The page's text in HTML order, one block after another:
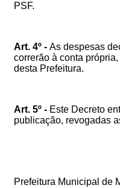
PSF.
Art. 4º - As despesas
correrão à conta
desta Prefeitura.
Art. 5º - Este Decreto
publicação, revogadas
Prefeitura Municipal de